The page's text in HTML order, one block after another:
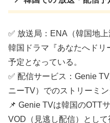
✅ 放送局：ENA（韓国地上
韓国ドラマ『あなたへドリ
予定となっている。
✅ 配信サービス：Genie
ニーTV）でのストリーミ
📌 Genie TVは韓国のOTT
VOD（見逃し配信）とし